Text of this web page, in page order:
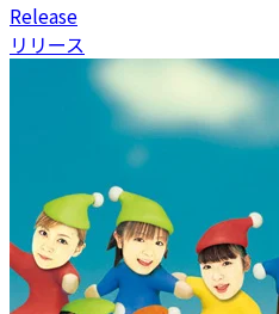
Release
リリース